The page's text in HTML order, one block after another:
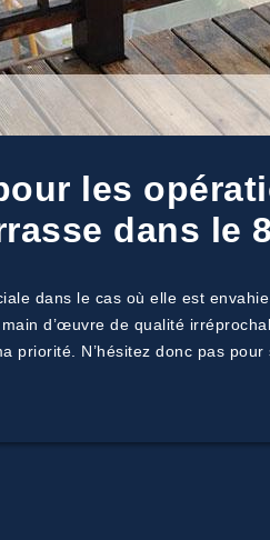
les
dans le
dans le cas où elle est
d’œuvre de qualité
priorité. N’hésitez donc pas